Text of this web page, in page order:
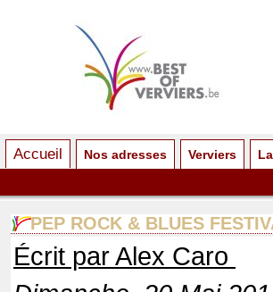
Accueil Nos adresses Verviers
PEP ROCK & BLUES
Écrit par Alex Caro